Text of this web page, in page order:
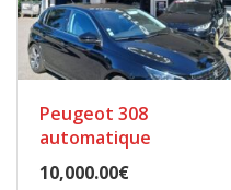
Peugeot 308
automatique
10,000.00€